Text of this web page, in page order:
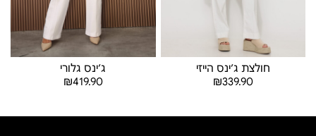
חולצת ג׳ינס הייזי
₪339.90
ג׳ינס גלורי
₪419.90